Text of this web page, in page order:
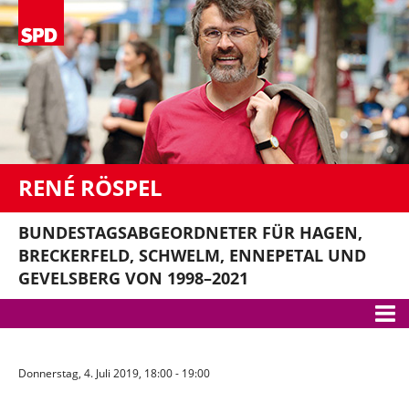
RENÉ RÖSPEL
BUNDESTAGSABGEORDNETER FÜR HAGEN,
BRECKERFELD, SCHWELM, ENNEPETAL UND
GEVELSBERG VON 1998–2021
Donnerstag, 4. Juli 2019, 18:00 - 19:00